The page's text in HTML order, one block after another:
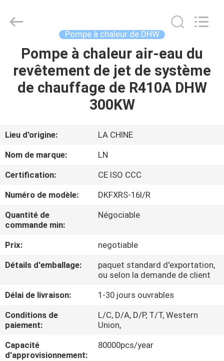
LA
MAISON
VIDÉOS
À
PROPOS
DE
VISITE
L'USINE
CONTRÔLE
DE
Technology
Pompe à chaleur de DHW
Pompe à chaleur air-eau du
revêtement de jet de système
de chauffage de R410A DHW
300KW
Lieu d'origine:
LA CHINE
Nom de marque:
LN
Certification:
CE ISO CCC
Numéro de modèle:
DKFXRS-16I/R
Quantité de
commande min:
Négociable
Prix:
negotiable
Détails d'emballage:
paquet standard d'exportation,
ou selon la demande de client
Délai de livraison:
1-30 jours ouvrables
Conditions de
paiement:
L/C, D/A, D/P, T/T, Western
Union,
Capacité
d'approvisionnement:
80000pcs/year